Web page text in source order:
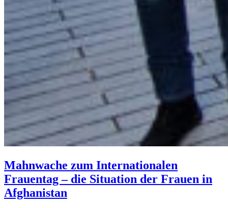
Mahnwache zum Internationalen
Frauentag – die Situation der Frauen in
Afghanistan